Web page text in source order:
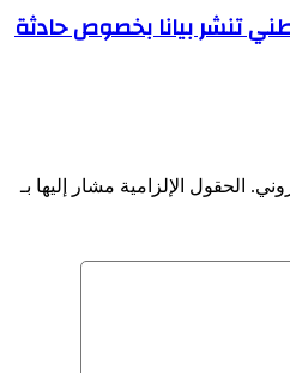
تنشر بيانا بخصوص حادثة
الحقول الإلزامية مشار إليها بـ